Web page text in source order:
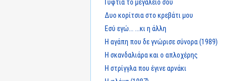
Γυφτιά το μεγαλείο σου
Δυο κορίτσια στο κρεβάτι μου
Εσύ εγώ... ...κι η άλλη
Η αγάπη που δε γνώρισε σύνορα (1989)
Η σκανδαλιάρα και ο απλοχέρης
Η στρίγγλα που έγινε αρνάκι